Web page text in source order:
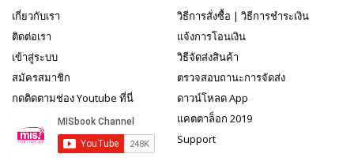
เกี่ยวกับเรา
ติดต่อเรา
เข้าสู่ระบบ
สมัครสมาชิก
กดติดตามช่อง Youtube ที่นี่
วิธีการสั่งซื้อ | วิธีการชำระเงิน
แจ้งการโอนเงิน
วิธีจัดส่งสินค้า
ตรวจสอบถานะการจัดส่ง
ดาวน์โหลด App
แคตตาล็อก 2019
Support